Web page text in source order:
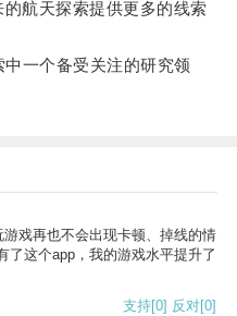
航天探索提供更多的线索
一个备受关注的研究领
戏再也不会出现卡顿、掉线的情
了这个app，我的游戏水平提升了
支持[0] 反对[0]